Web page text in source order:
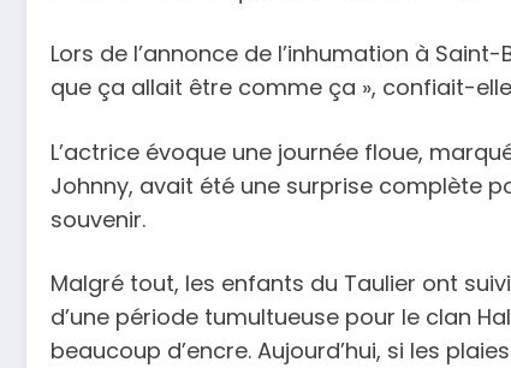
Lors de l’annonce de l’inhumation à
que ça allait être comme ça », confiait-
L’actrice évoque une journée floue,
Johnny, avait été une surprise complète
souvenir.
Malgré tout, les enfants du Taulier ont
d’une période tumultueuse pour le clan
beaucoup d’encre. Aujourd’hui, si les